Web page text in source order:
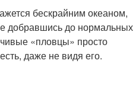
бескрайним океаном,
добравшись до нормальных
«пловцы» просто
даже не видя его.